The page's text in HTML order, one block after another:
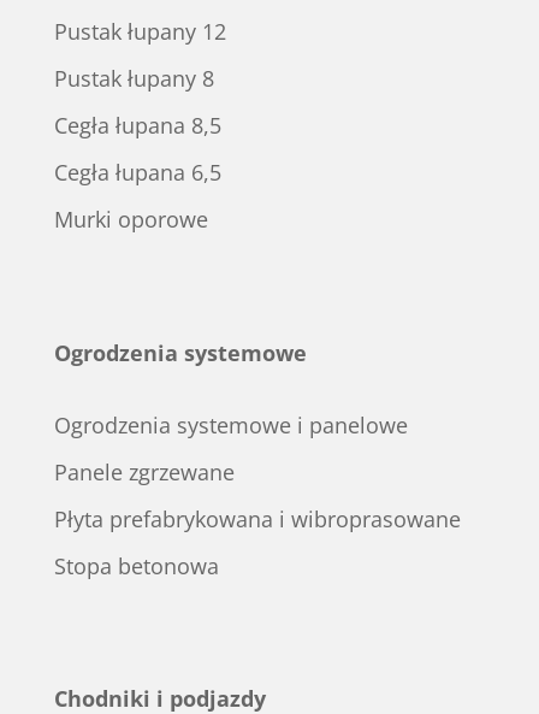
Pustak łupany 12
Pustak łupany 8
Cegła łupana 8,5
Cegła łupana 6,5
Murki oporowe
Ogrodzenia systemowe
Ogrodzenia systemowe i panelowe
Panele zgrzewane
Płyta prefabrykowana i wibroprasowane
Stopa betonowa
Chodniki i podjazdy